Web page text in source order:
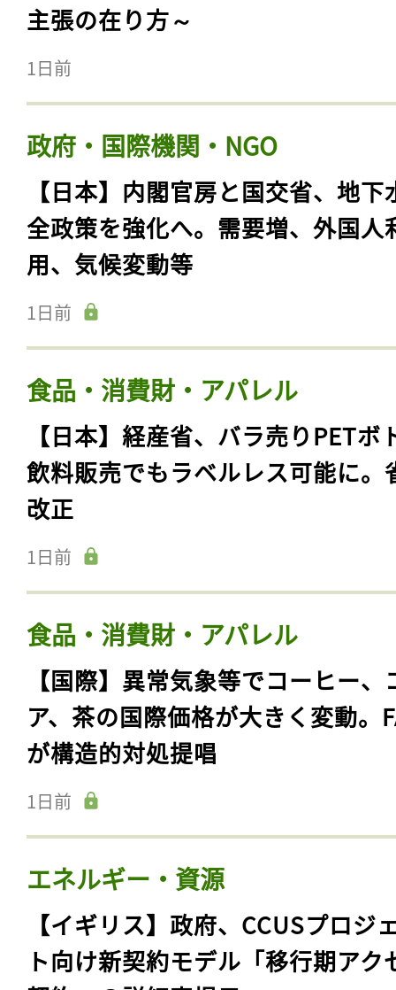
主張の在り方～
1日前
政府・国際機関・NGO
【日本】内閣官房と国交省、地下
全政策を強化へ。需要増、外国人
用、気候変動等
1日前
食品・消費財・アパレル
【日本】経産省、バラ売りPETボ
飲料販売でもラベルレス可能に。
改正
1日前
食品・消費財・アパレル
【国際】異常気象等でコーヒー、
ア、茶の国際価格が大きく変動。
が構造的対処提唱
1日前
エネルギー・資源
【イギリス】政府、CCUSプロジ
ト向け新契約モデル「移行期アク